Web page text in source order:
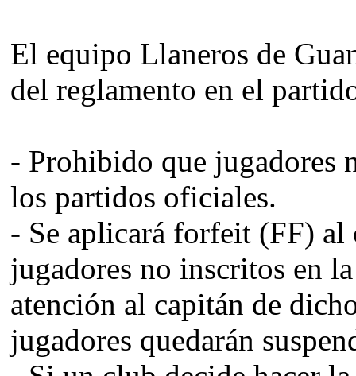
El equipo Llaneros de
del reglamento en el
- Prohibido que jugadores
los partidos oficiales.
- Se aplicará forfeit (FF) al
jugadores no inscritos en
atención al capitán de
jugadores quedarán